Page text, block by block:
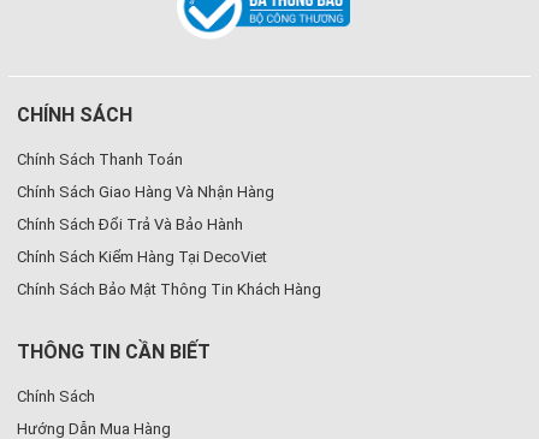
CHÍNH SÁCH
Chính Sách Thanh Toán
Chính Sách Giao Hàng Và Nhận Hàng
Chính Sách Đổi Trả Và Bảo Hành
Chính Sách Kiểm Hàng Tại DecoViet
Chính Sách Bảo Mật Thông Tin Khách Hàng
THÔNG TIN CẦN BIẾT
Chính Sách
Hướng Dẫn Mua Hàng